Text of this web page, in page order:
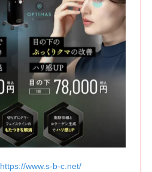
https://www.s-b-c.net/